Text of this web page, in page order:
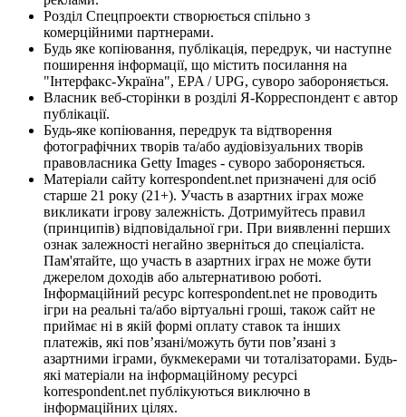
Розділ Спецпроекти створюється спільно з
комерційними партнерами.
Будь яке копіювання, публікація, передрук, чи наступне
поширення інформації, що містить посилання на
"Інтерфакс-Україна", EPA / UPG, суворо забороняється.
Власник веб-сторінки в розділі Я-Корреспондент є автор
публікації.
Будь-яке копіювання, передрук та відтворення
фотографічних творів та/або аудіовізуальних творів
правовласника Getty Images - суворо забороняється.
Матеріали сайту korrespondent.net призначені для осіб
старше 21 року (21+). Участь в азартних іграх може
викликати ігрову залежність. Дотримуйтесь правил
(принципів) відповідальної гри. При виявленні перших
ознак залежності негайно зверніться до спеціаліста.
Пам'ятайте, що участь в азартних іграх не може бути
джерелом доходів або альтернативою роботі.
Інформаційний ресурс korrespondent.net не проводить
ігри на реальні та/або віртуальні гроші, також сайт не
приймає ні в якій формі оплату ставок та інших
платежів, які пов’язані/можуть бути пов’язані з
азартними іграми, букмекерами чи тоталізаторами. Будь-
які матеріали на інформаційному ресурсі
korrespondent.net публікуються виключно в
інформаційних цілях.